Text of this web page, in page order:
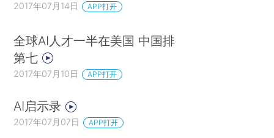
2017年07月14日 APP打开
全球AI人才一半在美国 中国排
第七
2017年07月10日 APP打开
AI启示录
2017年07月07日 APP打开